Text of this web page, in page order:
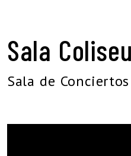
Sala
Sala de Conciertos